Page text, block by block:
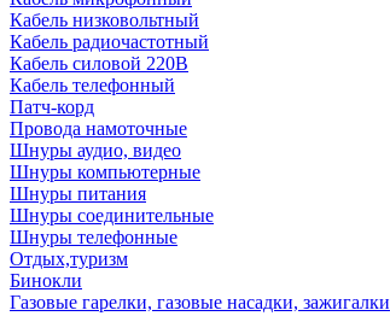
Кабель низковольтный
Кабель радиочастотный
Кабель силовой 220В
Кабель телефонный
Патч-корд
Провода намоточные
Шнуры аудио, видео
Шнуры компьютерные
Шнуры питания
Шнуры соединительные
Шнуры телефонные
Отдых,туризм
Бинокли
Газовые гарелки, газовые насадки, зажигалки